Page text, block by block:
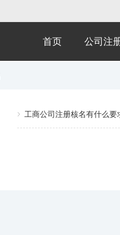
首页 公司注
工商公司注册核名有什么要